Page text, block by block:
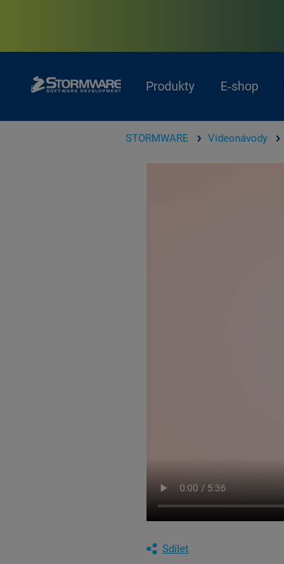
Produkty E‑shop
STORMWARE Videonávody
Sdílet